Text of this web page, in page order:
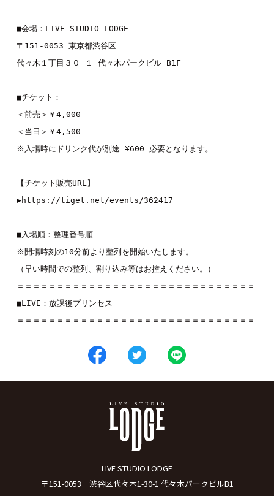
■会場：LIVE STUDIO LODGE
〒151-0053 東京都渋谷区
代々木１丁目３０−１ 代々木パークビル B1F
■チケット：
＜前売＞￥4,000
＜当日＞￥4,500
※入場時にドリンク代が別途 ¥600 必要となります。
【チケット販売URL】
▶︎https://tiget.net/events/362417
■入場順：整理番号順
※開場時刻の10分前より整列を開始いたします。
（早い時間での整列、割り込み等はお控えください。）
＝＝＝＝＝＝＝＝＝＝＝＝＝＝＝＝＝＝＝＝＝＝＝＝＝＝＝＝＝＝
■LIVE： 放課後プリンセス
＝＝＝＝＝＝＝＝＝＝＝＝＝＝＝＝＝＝＝＝＝＝＝＝＝＝＝＝＝＝
LIVE STUDIO LODGE
〒151-0053 渋谷区代々木1-30-1 代々木パークビルB1